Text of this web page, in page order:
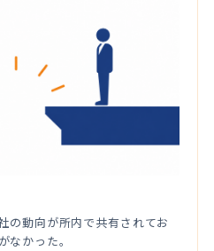
の動向が所内で共有されてお
なかった。